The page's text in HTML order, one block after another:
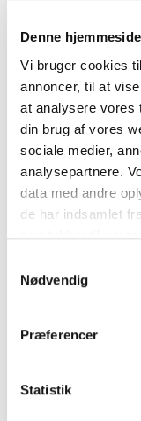
Denne
Vi bruger cookies
annoncer, til at
at analysere vores
din brug af vores
sociale medier,
analysepartnere.
data med andre
de har indsamlet
samtykker til
Nødvendig
Præferencer
Statistik
at fremme
Fællesskab og
Formålet med
Bornholm til et
Projekterne er
fremmer
idrætslivet på øen.
ansøgninger, der
fællesskabet og